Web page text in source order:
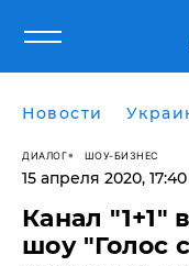
Новости
ДИАЛОГ ШОУ-БИЗНЕС
15 апреля 2020, 17:40
Канал "1+1"
шоу "Голос